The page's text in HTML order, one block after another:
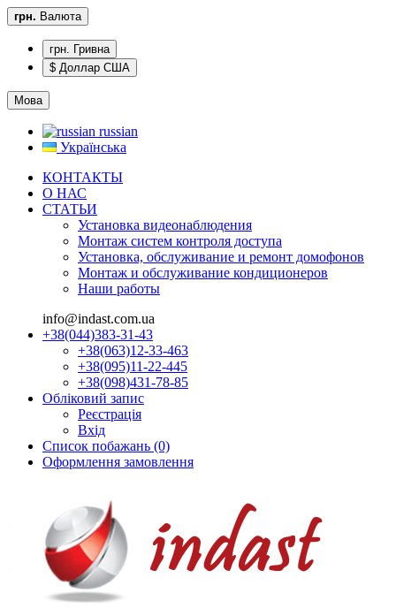
грн. Валюта
грн. Гривна
$ Доллар США
Мова
russian
Українська
КОНТАКТЫ
О НАС
CТАТЬИ
Установка видеонаблюдения
Монтаж систем контроля доступа
Установка, обслуживание и ремонт домофонов
Монтаж и обслуживание кондиционеров
Наши работы
info@indast.com.ua
+38(044)383-31-43
+38(063)12-33-463
+38(095)11-22-445
+38(098)431-78-85
Обліковий запис
Реєстрація
Вхід
Список побажань (0)
Оформлення замовлення